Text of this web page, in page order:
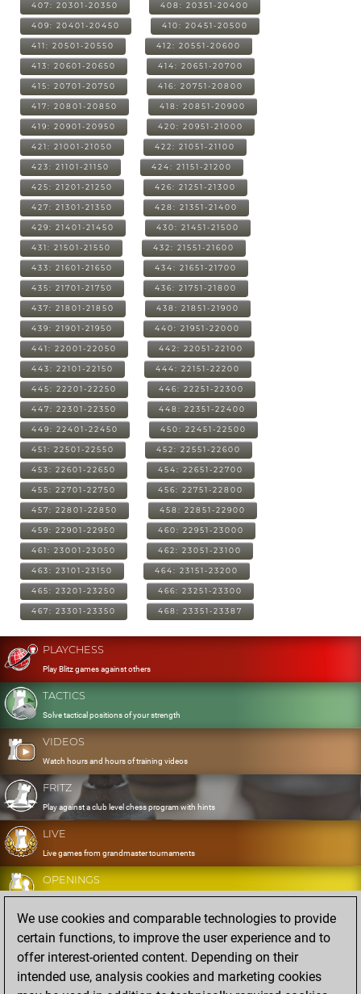
407: 20301-20350 408: 20351-20400
409: 20401-20450 410: 20451-20500
411: 20501-20550 412: 20551-20600
413: 20601-20650 414: 20651-20700
415: 20701-20750 416: 20751-20800
417: 20801-20850 418: 20851-20900
419: 20901-20950 420: 20951-21000
421: 21001-21050 422: 21051-21100
423: 21101-21150 424: 21151-21200
425: 21201-21250 426: 21251-21300
427: 21301-21350 428: 21351-21400
429: 21401-21450 430: 21451-21500
431: 21501-21550 432: 21551-21600
433: 21601-21650 434: 21651-21700
435: 21701-21750 436: 21751-21800
437: 21801-21850 438: 21851-21900
439: 21901-21950 440: 21951-22000
441: 22001-22050 442: 22051-22100
443: 22101-22150 444: 22151-22200
445: 22201-22250 446: 22251-22300
447: 22301-22350 448: 22351-22400
449: 22401-22450 450: 22451-22500
451: 22501-22550 452: 22551-22600
453: 22601-22650 454: 22651-22700
455: 22701-22750 456: 22751-22800
457: 22801-22850 458: 22851-22900
459: 22901-22950 460: 22951-23000
461: 23001-23050 462: 23051-23100
463: 23101-23150 464: 23151-23200
465: 23201-23250 466: 23251-23300
467: 23301-23350 468: 23351-23387
PLAYCHESS
Play Blitz games against others
TACTICS
Solve tactical positions of your strength
VIDEOS
Watch hours and hours of training videos
FRITZ
Play against a club level chess program with hints
LIVE
Live games from grandmaster tournaments
OPENINGS
Develop and exercise your openings
DATABASE
Eight million strong games
MYGAMES
Store and analyse your own games in the cloud
We use cookies and comparable technologies to provide
certain functions, to improve the user experience and to
offer interest-oriented content. Depending on their
intended use, analysis cookies and marketing cookies